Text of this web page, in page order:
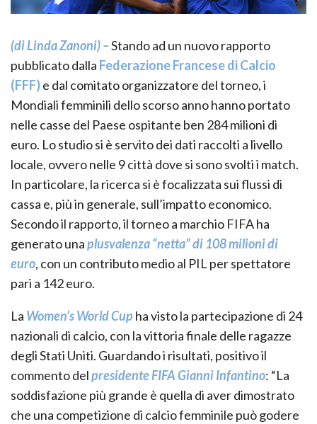
(di Linda Zanoni) –Stando ad un nuovo rapporto
pubblicato dalla Federazione Francese di Calcio
(FFF)e dal comitato organizzatore del torneo, i
Mondiali femminili dello scorso anno hanno portato
nelle casse del Paese ospitante ben 284 milioni di
euro. Lo studio si è servito dei dati raccolti a livello
locale, ovvero nelle 9 città dove si sono svolti i match.
In particolare, la ricerca si è focalizzata sui flussi di
cassa e, più in generale, sull’impatto economico.
Secondo il rapporto, il torneo a marchio FIFA ha
generato unaplusvalenza “netta” di 108 milioni di
euro, con un contributo medio al PIL per spettatore
pari a 142 euro.
La Women’s World Cupha visto la partecipazione di 24
nazionali di calcio, con la vittoria finale delle ragazze
degli Stati Uniti. Guardando i risultati, positivo il
commento delpresidente FIFA Gianni Infantino: “La
soddisfazione più grande è quella di aver dimostrato
che una competizione di calcio femminile può godere